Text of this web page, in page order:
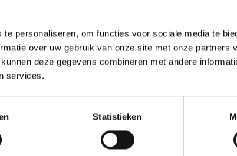
personaliseren, om functies voor sociale media te
over uw gebruik van onze site met onze partners
deze gegevens combineren met andere
services.
Statistieken